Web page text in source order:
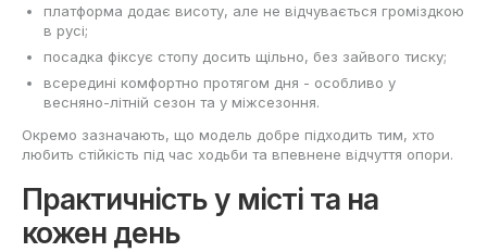
платформа додає висоту, але не відчувається громіздкою
в русі;
посадка фіксує стопу досить щільно, без зайвого тиску;
всередині комфортно протягом дня - особливо у
весняно-літній сезон та у міжсезоння.
Окремо зазначають, що модель добре підходить тим, хто
любить стійкість під час ходьби та впевнене відчуття опори.
Практичність у місті та на
кожен день